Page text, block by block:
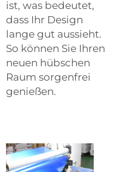
ist, was bedeutet,
dass Ihr Design
lange gut aussieht.
So können Sie Ihren
neuen hübschen
Raum sorgenfrei
genießen.